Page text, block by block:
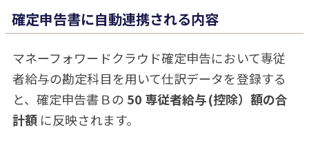
確定申告書に自動連携される内容
マネーフォワードクラウド確定申告において専従
者給与の勘定科目を用いて仕訳データを登録する
と、確定申告書Ｂの 50 専従者給与(控除）額の合
計額 に反映されます。